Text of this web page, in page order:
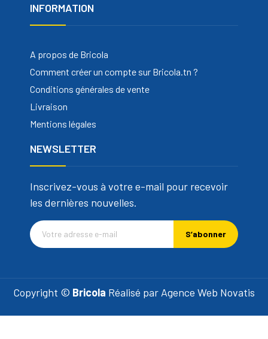
INFORMATION
A propos de Bricola
Comment créer un compte sur Bricola.tn ?
Conditions générales de vente
Livraison
Mentions légales
NEWSLETTER
Inscrivez-vous à votre e-mail pour recevoir
les dernières nouvelles.
S’abonner
Copyright © Bricola Réalisé par Agence Web Novatis